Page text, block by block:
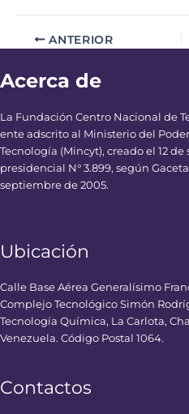
ANTERIOR
Acerca de
La Fundación Centro Nacional de
ente adscrito al Ministerio del
Tecnología (Mincyt), creado el 12
presidencial N° 3.899, según
septiembre de 2005.
Ubicación
Calle Base Aérea Generalísimo
Complejo Tecnológico Simón
Tecnología Química, La Carlota,
Venezuela. Código Postal 1064.
Contactos